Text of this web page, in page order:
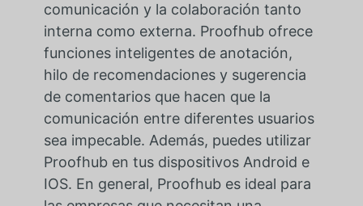
comunicación y la colaboración tanto
interna como externa. Proofhub ofrece
funciones inteligentes de anotación,
hilo de recomendaciones y sugerencia
de comentarios que hacen que la
comunicación entre diferentes usuarios
sea impecable. Además, puedes utilizar
Proofhub en tus dispositivos Android e
IOS. En general, Proofhub es ideal para